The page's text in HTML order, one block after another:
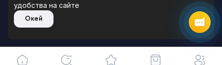
Продажа офисной мебели.
Все права защищены.
удобства на сайте
Окей